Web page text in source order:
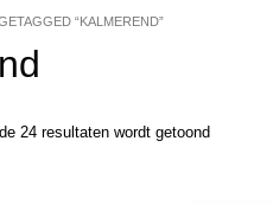
“KALMEREND”
24 resultaten wordt getoond